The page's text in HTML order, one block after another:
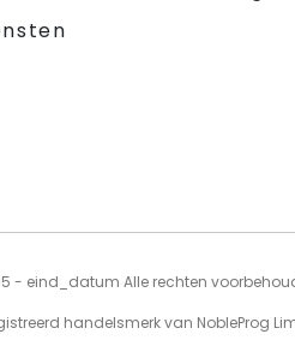
- eind_datum Alle rechten
handelsmerk van NobleProg